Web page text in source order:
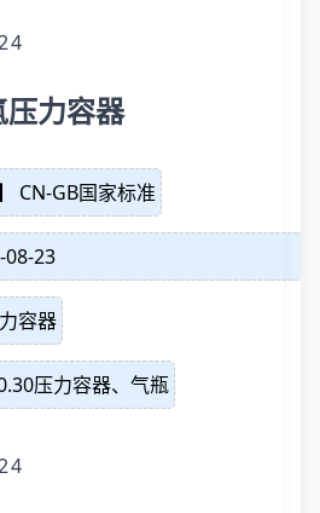
力容器
CN-GB国家标准
08-23
容器
压力容器、气瓶